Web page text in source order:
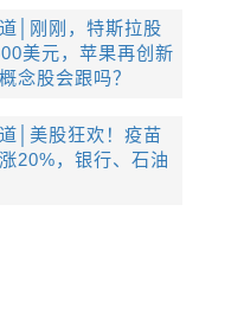
│刚刚，特斯拉股
美元，苹果再创新
念股会跟吗？
│美股狂欢！疫苗
20%，银行、石油